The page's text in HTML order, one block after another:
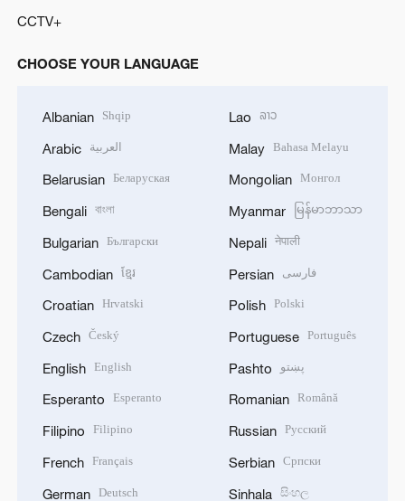
CCTV+
CHOOSE YOUR LANGUAGE
Albanian Shqip
Arabic العربية
Belarusian Беларуская
Bengali বাংলা
Bulgarian Български
Cambodian ខ្មែរ
Croatian Hrvatski
Czech Český
English English
Esperanto Esperanto
Filipino Filipino
French Français
German Deutsch
Lao ລາວ
Malay Bahasa Melayu
Mongolian Монгол
Myanmar မြန်မာဘာသာ
Nepali नेपाली
Persian فارسی
Polish Polski
Portuguese Português
Pashto پښتو
Romanian Română
Russian Русский
Serbian Српски
Sinhala සිංහල